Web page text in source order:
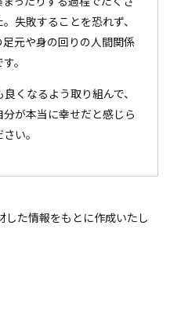
失敗することを恐れず、
元や身の回りの人間関係
。
くなるよう取り組んで、
が本当に幸せだと感じら
い。
た情報をもとに作成いたし